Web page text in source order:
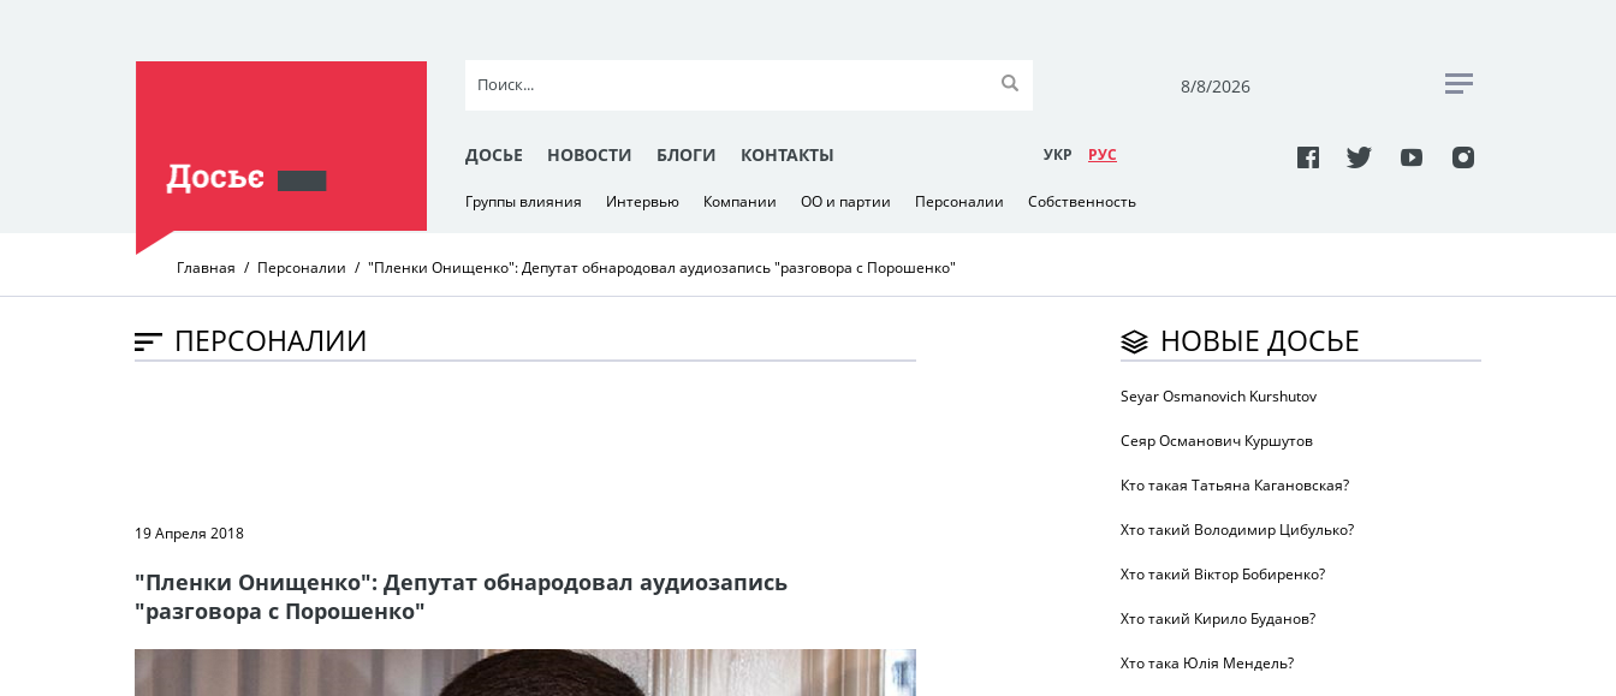
8/8/2026
ДОСЬЕ НОВОСТИ БЛОГИ КОНТАКТЫ УКР РУC
Группы влияния Интервью Компании ОО и партии Персоналии Собственность
Главная Персоналии "Пленки Онищенко": Депутат обнародовал аудиозапись "разговора с Порошенко"
ПЕРСОНАЛИИ
19 Апреля 2018
"Пленки Онищенко": Депутат обнародовал аудиозапись
"разговора с Порошенко"
НОВЫЕ ДОСЬЕ
Seyar Osmanovich Kurshutov
Сеяр Османович Куршутов
Кто такая Татьяна Кагановская?
Хто такий Володимир Цибулько?
Хто такий Віктор Бобиренко?
Хто такий Кирило Буданов?
Хто така Юлія Мендель?